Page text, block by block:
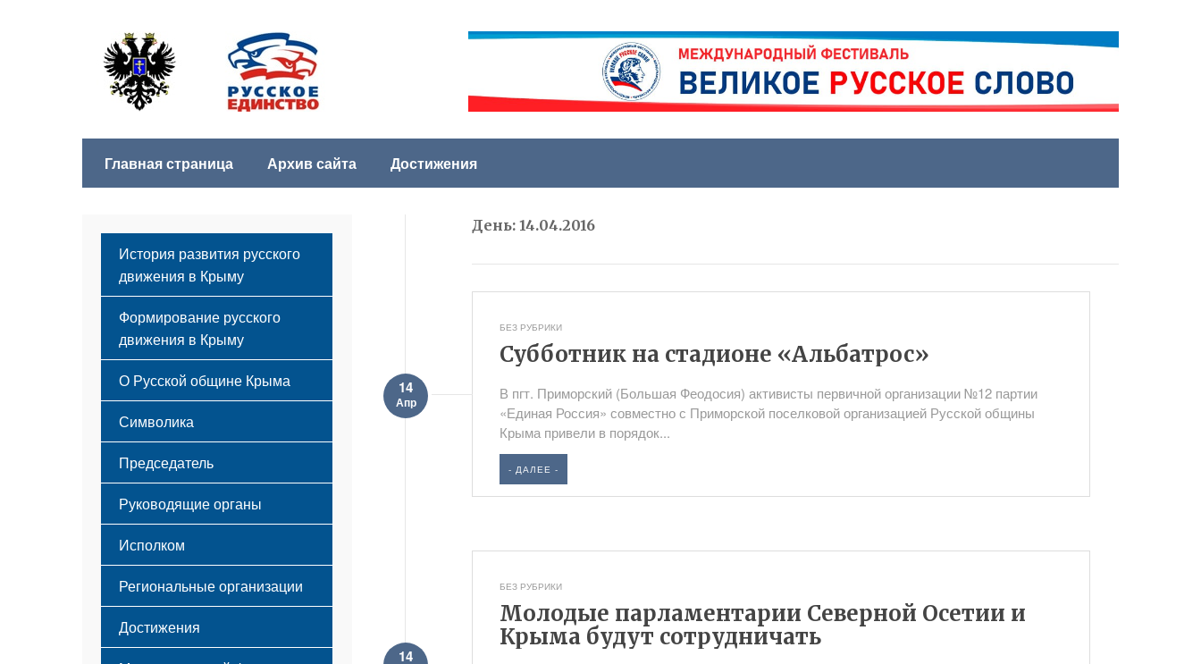
Главная страница Архив сайта Достижения
День:14.04.2016
БЕЗ РУБРИКИ
Субботник на стадионе «Альбатрос»
14
Апр
В пгт. Приморский (Большая Феодосия) активисты первичной организации №12 партии
«Единая Россия» совместно с Приморской поселковой организацией Русской общины
Крыма привели в порядок...
- ДАЛЕЕ -
БЕЗ РУБРИКИ
Молодые парламентарии Северной Осетии и
Крыма будут сотрудничать
14
История развития русского
движения в Крыму
Формирование русского
движения в Крыму
Русский Крым
О Русской общине Крыма
Этапы становления
Принципы деятельности
Структура
Мероприятия
Символика
Флаг
Герб
Гимн
Председатель
Руководящие органы
Исполком
Региональные организации
Достижения